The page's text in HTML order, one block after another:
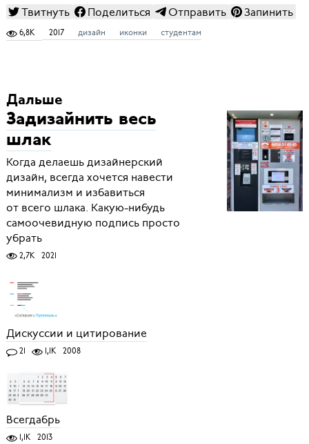
Твитнуть
Поделиться Отправить Запинить
6,8K 2017 дизайн иконки студентам
Дальше
Задизайнить весь
шлак
Когда делаешь дизайнерский
дизайн, всегда хочется навести
минимализм и избавиться
от всего шлака. Какую-нибудь
самоочевидную подпись просто
убрать
2,7K 2021
Дискуссии и цитирование
21 1,1K 2008
Всегдабрь
1,1K 2013